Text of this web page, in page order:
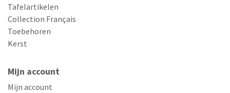
Tafelartikelen
Collection Français
Toebehoren
Kerst
Mijn account
Mijn account